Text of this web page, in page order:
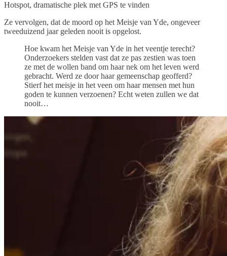
Hotspot, dramatische plek met GPS te vinden
Ze vervolgen, dat de moord op het Meisje van Yde, ongeveer
tweeduizend jaar geleden nooit is opgelost.
Hoe kwam het Meisje van Yde in het veentje terecht?
Onderzoekers stelden vast dat ze pas zestien was toen
ze met de wollen band om haar nek om het leven werd
gebracht. Werd ze door haar gemeenschap geofferd?
Stierf het meisje in het veen om haar mensen met hun
goden te kunnen verzoenen? Echt weten zullen we dat
nooit…